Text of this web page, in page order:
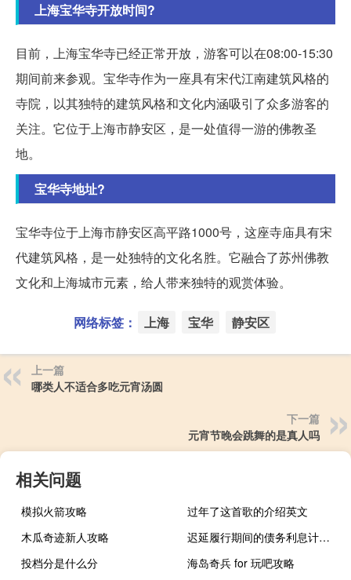
上海宝华寺开放时间?
目前，上海宝华寺已经正常开放，游客可以在08:00-15:30
期间前来参观。宝华寺作为一座具有宋代江南建筑风格的
寺院，以其独特的建筑风格和文化内涵吸引了众多游客的
关注。它位于上海市静安区，是一处值得一游的佛教圣
地。
宝华寺地址?
宝华寺位于上海市静安区高平路1000号，这座寺庙具有宋
代建筑风格，是一处独特的文化名胜。它融合了苏州佛教
文化和上海城市元素，给人带来独特的观赏体验。
网络标签： 上海 宝华 静安区
上一篇
哪类人不适合多吃元宵汤圆
下一篇
元宵节晚会跳舞的是真人吗
相关问题
模拟火箭攻略
过年了这首歌的介绍英文
木瓜奇迹新人攻略
迟延履行期间的债务利息计算案例（迟延履行期间的债务利息如何计算）
投档分是什么分
海岛奇兵 for 玩吧攻略